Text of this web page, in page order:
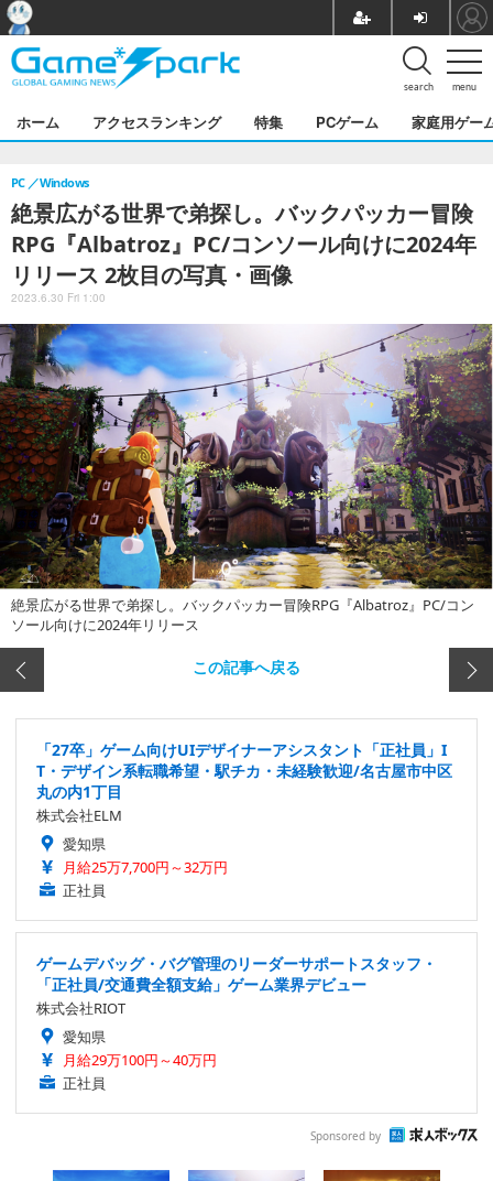
menu
search
ホーム アクセスランキング 特集 PCゲーム 家庭用ゲー
絶景広がる世界で弟探し。バックパッカー冒険
RPG『Albatroz』PC/コンソール向けに2024年
リリース 2枚目の写真・画像
PC Windows
2023.6.30 Fri 1:00
絶景広がる世界で弟探し。バックパッカー冒険RPG『Albatroz』PC/コン
ソール向けに2024年リリース
この記事へ戻る
「27卒」ゲーム向けUIデザイナーアシスタント「正社員」I
T・デザイン系転職希望・駅チカ・未経験歓迎/名古屋市中区
丸の内1丁目
株式会社ELM
愛知県
月給25万7,700円～32万円
正社員
ゲームデバッグ・バグ管理のリーダーサポートスタッフ・
「正社員/交通費全額支給」ゲーム業界デビュー
株式会社RIOT
愛知県
月給29万100円～40万円
正社員
Sponsored by